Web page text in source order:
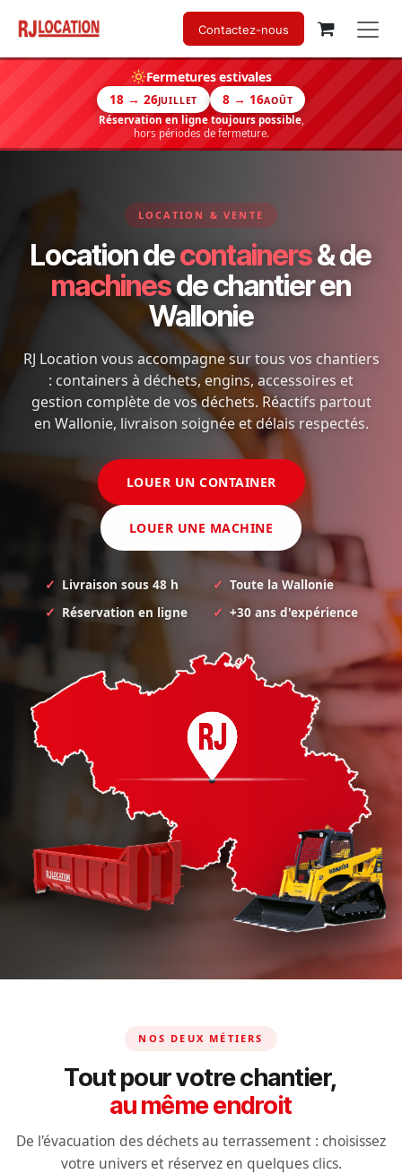
Contactez-nous
Fermetures estivales
18 → 26JUILLET 8 → 16AOÛT
Réservation en ligne toujours possible,
hors périodes de fermeture.
LOCATION & VENTE
Location decontainers& de
machinesde chantier en
Wallonie
RJ Location vous accompagne sur tous vos chantiers
: containers à déchets, engins, accessoires et
gestion complète de vos déchets. Réactifs partout
en Wallonie, livraison soignée et délais respectés.
LOUER UN CONTAINER
LOUER UNE MACHINE
Livraison sous 48 h
Toute la Wallonie
Réservation en ligne
+30 ans d'expérience
NOS DEUX MÉTIERS
Tout pour votre chantier,
au même endroit
De l'évacuation des déchets au terrassement : choisissez
votre univers et réservez en quelques clics.